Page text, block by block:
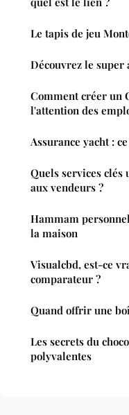
Le tapis de jeu
Découvrez le
Comment créer un
l'attention des
Assurance yacht :
Quels services clés
aux vendeurs ?
Hammam
la maison
Visualcbd, est-ce
comparateur ?
Quand offrir une
Les secrets du
polyvalentes